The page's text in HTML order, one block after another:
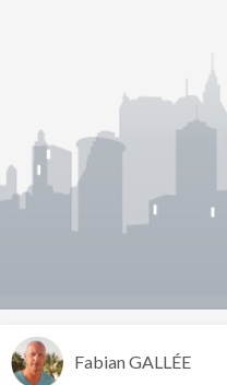
Fabian GALLÉE
Aviso Legal